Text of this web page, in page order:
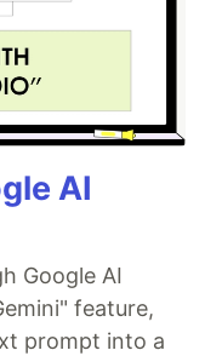
AI
Google AI
feature,
prompt into a